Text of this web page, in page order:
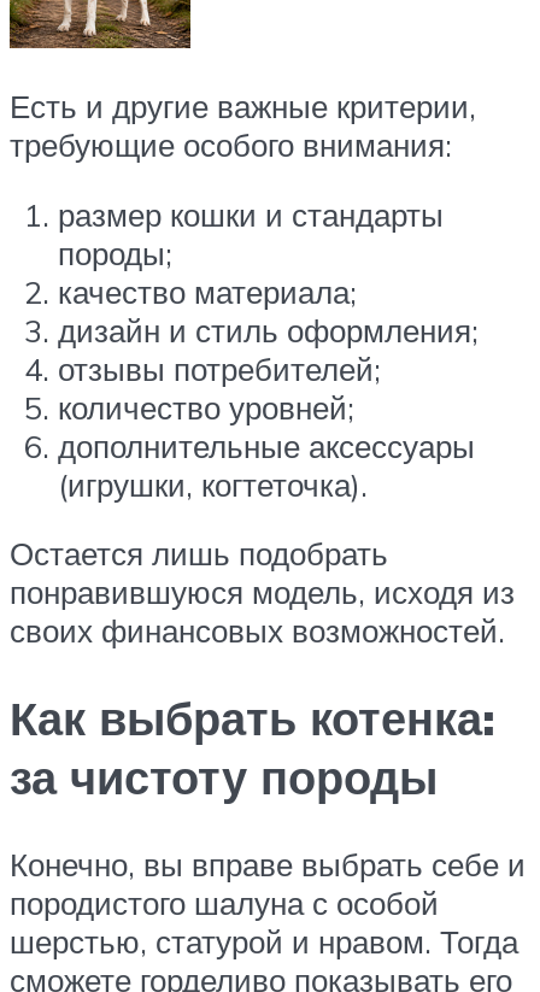
Есть и другие важные критерии,
требующие особого внимания:
размер кошки и стандарты
породы;
качество материала;
дизайн и стиль оформления;
отзывы потребителей;
количество уровней;
дополнительные аксессуары
(игрушки, когтеточка).
Остается лишь подобрать
понравившуюся модель, исходя из
своих финансовых возможностей.
Как выбрать котенка:
за чистоту породы
Конечно, вы вправе выбрать себе и
породистого шалуна с особой
шерстью, статурой и нравом. Тогда
сможете горделиво показывать его